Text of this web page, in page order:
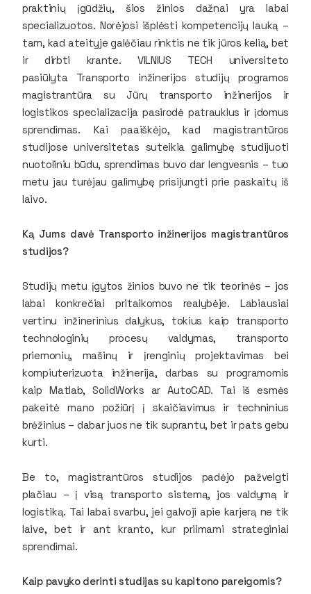
praktinių įgūdžių, šios žinios dažnai yra labai
specializuotos. Norėjosi išplėsti kompetencijų lauką –
tam, kad ateityje galėčiau rinktis ne tik jūros kelią, bet
ir dirbti krante. VILNIUS TECH universiteto
pasiūlyta Transporto inžinerijos studijų programos
magistrantūra su Jūrų transporto inžinerijos ir
logistikos specializacija pasirodė patrauklus ir įdomus
sprendimas. Kai paaiškėjo, kad magistrantūros
studijose universitetas suteikia galimybę studijuoti
nuotoliniu būdu, sprendimas buvo dar lengvesnis – tuo
metu jau turėjau galimybę prisijungti prie paskaitų iš
laivo.
Ką Jums davė Transporto inžinerijos magistrantūros
studijos?
Studijų metu įgytos žinios buvo ne tik teorinės – jos
labai konkrečiai pritaikomos realybėje. Labiausiai
vertinu inžinerinius dalykus, tokius kaip transporto
technologinių procesų valdymas, transporto
priemonių, mašinų ir įrenginių projektavimas bei
kompiuterizuota inžinerija, darbas su programomis
kaipMatlab, SolidWorks arAutoCAD. Tai iš esmės
pakeitė mano požiūrį į skaičiavimus ir techninius
brėžinius – dabar juos ne tik suprantu, bet ir pats gebu
kurti.
Be to, magistrantūros studijos padėjo pažvelgti
plačiau – į visą transporto sistemą, jos valdymą ir
logistiką. Tai labai svarbu, jei galvoji apie karjerą ne tik
laive, bet ir ant kranto, kur priimami strateginiai
sprendimai.
Kaip pavyko derinti studijas su kapitono pareigomis?